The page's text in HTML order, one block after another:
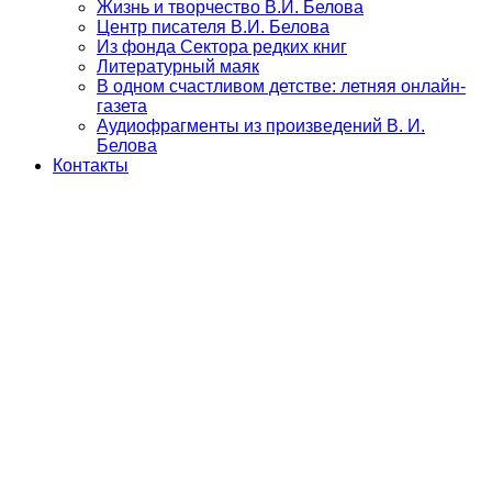
Жизнь и творчество В.И. Белова
Центр писателя В.И. Белова
Из фонда Сектора редких книг
Литературный маяк
В одном счастливом детстве: летняя онлайн-
газета
Аудиофрагменты из произведений В. И.
Белова
Контакты